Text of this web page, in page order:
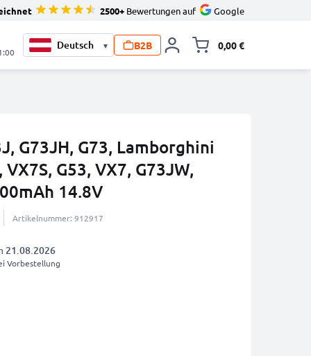
2500+ Bewertungen auf Google
▾ B2B 0,00 €
G73JH, G73, Lamborghini
VX7S, G53, VX7, G73JW,
14.8V
Artikelnummer: 912917
21.08.2026
Vorbestellung